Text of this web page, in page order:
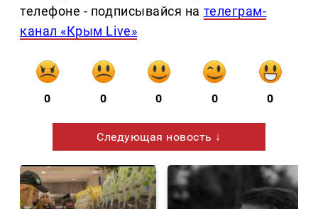
телефоне - подписывайся на телеграм-
канал «Крым Live»
0 0 0 0 0
Следующая новость ↓